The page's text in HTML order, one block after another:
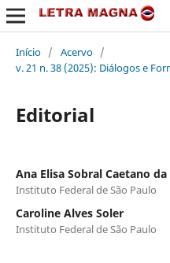
Início / Acervo /
v. 21 n. 38 (2025): Diálogos e
Editorial
Ana Elisa Sobral Caetano
Instituto Federal de São Paulo
Caroline Alves Soler
Instituto Federal de São Paulo